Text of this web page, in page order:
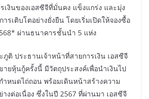
เงินของเอสซีจีที่มั่นคง แข็งแกร่ง และมุ่ง
รเติบโตอย่างยั่งยืน โดยเริ่มเปิดให้จองซื้อ
ผ่านธนาคารชั้นนำ 5 แห่ง
ติ ประธานเจ้าหน้าที่สายการเงิน เอสซีจี
ายหุ้นกู้ครั้งนี้ มีวัตถุประสงค์เพื่อนำเงินไป
หนดไถ่ถอน พร้อมเดินหน้าสร้างความ
างต่อเนื่อง ซึ่งในปี 2567 ที่ผ่านมา เอสซีจี